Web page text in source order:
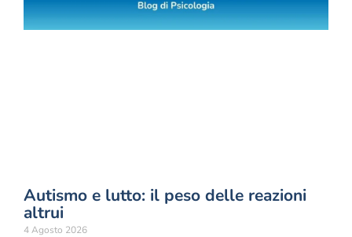
Autismo e lutto: il peso delle reazioni
altrui
4 Agosto 2026